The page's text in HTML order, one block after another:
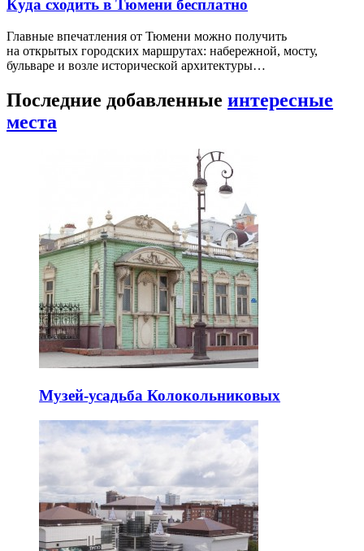
Куда сходить в Тюмени бесплатно
Главные впечатления от Тюмени можно получить
на открытых городских маршрутах: набережной, мосту,
бульваре и возле исторической архитектуры…
Последние добавленные интересные
места
Музей-усадьба Колокольниковых